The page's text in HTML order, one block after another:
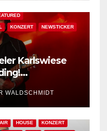
KONZERT NEWSTICKER
Karlswiese
Tickets
WALDSCHMIDT
HOUSE KONZERT